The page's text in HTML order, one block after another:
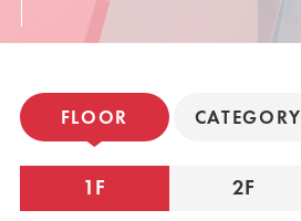
FLOOR CATEGORY
1F 2F